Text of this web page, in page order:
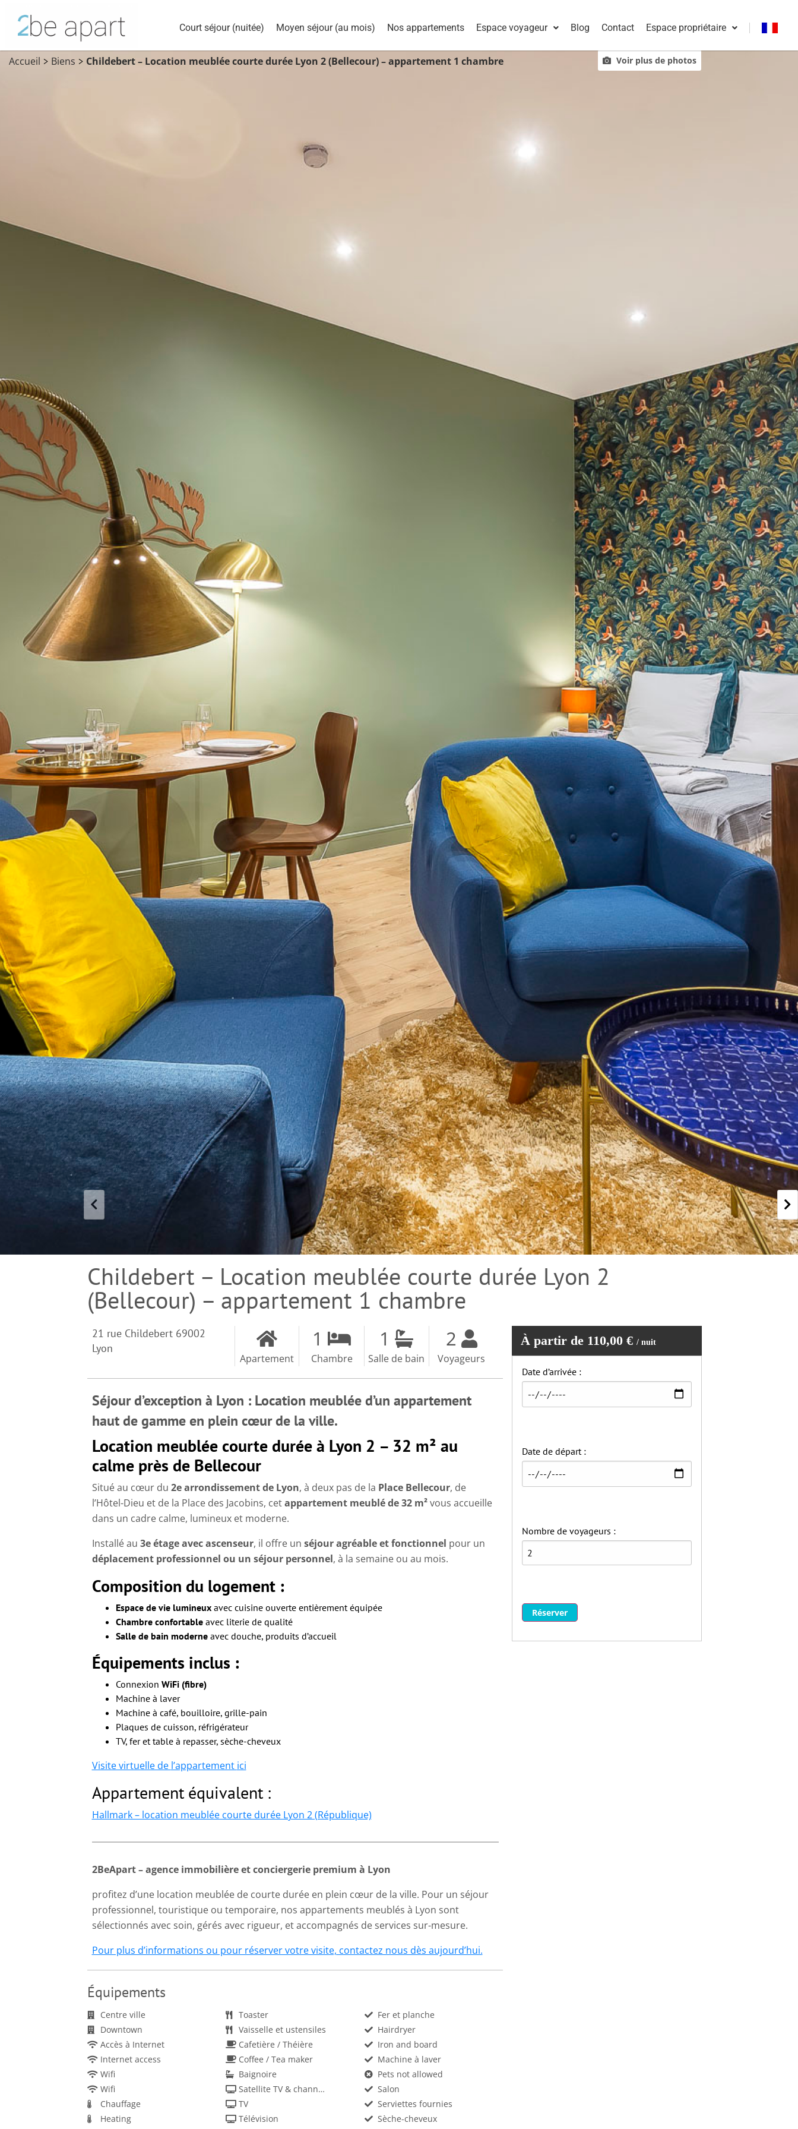
Court séjour (nuitée) Moyen séjour (au mois) Nos appartements Espace voyageur Blog Contact Espace propriétaire
Accueil > Biens > Childebert – Location meublée courte durée Lyon 2 (Bellecour) – appartement 1 chambre Voir plus de photos
Childebert – Location meublée courte durée Lyon 2
(Bellecour) – appartement 1 chambre
21 rue Childebert 69002
Lyon
Apartement
1
Chambre
1
Salle de bain
2
Voyageurs
Séjour d’exception à Lyon : Location meublée d’un appartement
haut de gamme en plein cœur de la ville.
Location meublée courte durée à Lyon 2 – 32 m² au
calme près de Bellecour
Situé au cœur du 2e arrondissement de Lyon, à deux pas de la Place Bellecour, de
l’Hôtel-Dieu et de la Place des Jacobins, cetappartement meublé de 32 m²vous accueille
dans un cadre calme, lumineux et moderne.
Installé au 3e étage avec ascenseur, il offre un séjour agréable et fonctionnel pour un
déplacement professionnel ou un séjour personnel, à la semaine ou au mois.
Composition du logement :
Espace de vie lumineuxavec cuisine ouverte entièrement équipée
Chambre confortableavec literie de qualité
Salle de bain moderneavec douche, produits d’accueil
Équipements inclus :
Connexion WiFi (fibre)
Machine à laver
Machine à café, bouilloire, grille-pain
Plaques de cuisson, réfrigérateur
TV, fer et table à repasser, sèche-cheveux
Visite virtuelle de l’appartement ici
Appartement équivalent :
Hallmark – location meublée courte durée Lyon 2 (République)
2BeApart – agence immobilière et conciergerie premium à Lyon
profitez d’une location meublée de courte durée en plein cœur de la ville. Pour un séjour
professionnel, touristique ou temporaire, nos appartements meublés à Lyon sont
sélectionnés avec soin, gérés avec rigueur, et accompagnés de services sur-mesure.
Pour plus d’informations ou pour réserver votre visite, contactez nous dès aujourd’hui.
Équipements
Centre ville
Downtown
Accès à Internet
Internet access
Wifi
Wifi
Chauffage
Heating
Toaster
Vaisselle et ustensiles
Cafetière / Théière
Coffee / Tea maker
Baignoire
Satellite TV & channels
TV
Télévision
Fer et planche
Hairdryer
Iron and board
Machine à laver
Pets not allowed
Salon
Serviettes fournies
Sèche-cheveux
À partir de 110,00 € / nuit
Date d’arrivée :
Date de départ :
Nombre de voyageurs :
Réserver